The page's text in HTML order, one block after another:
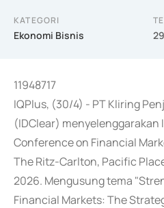
KATEGORI
Ekonomi Bisnis
11948717
IQPlus, (30/4) - PT Kliring
(IDClear)
Conference on Financial
The Ritz-Carlton, Pacific
2026. Mengusung tema
Financial Markets: The